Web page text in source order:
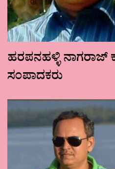
ಹರಪನಹಳ್ಳಿ ನಾಗರಾಜ್
ಸಂಪಾದಕರು